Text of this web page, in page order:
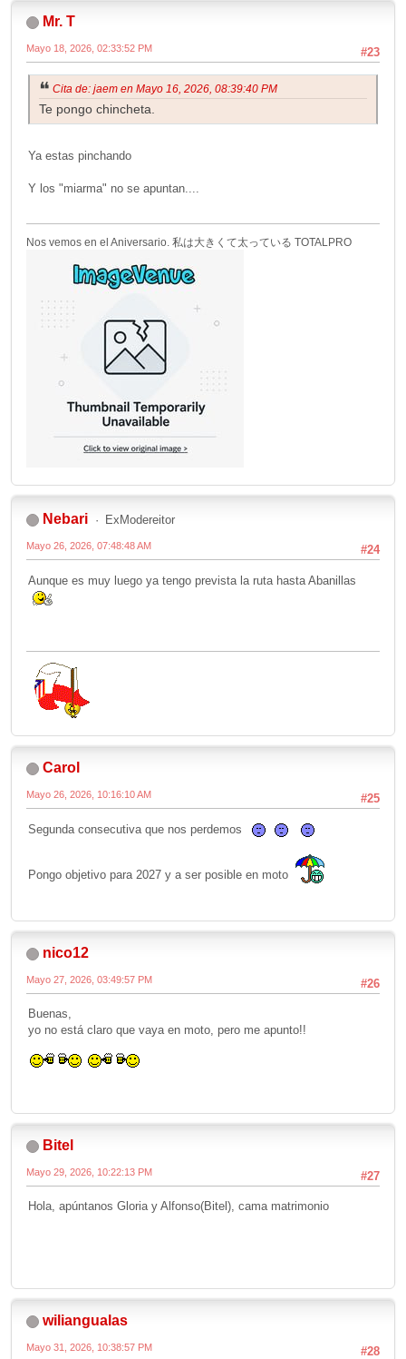
Mr. T
#23
Mayo 18, 2026, 02:33:52 PM
Cita de: jaem en Mayo 16, 2026, 08:39:40 PM
Te pongo chincheta.
Ya estas pinchando
Y los "miarma" no se apuntan....
Nos vemos en el Aniversario. 私は大きくて太っている TOTALPRO
Nebari ExModereitor
#24
Mayo 26, 2026, 07:48:48 AM
Aunque es muy luego ya tengo prevista la ruta hasta Abanillas
Carol
#25
Mayo 26, 2026, 10:16:10 AM
Segunda consecutiva que nos perdemos
Pongo objetivo para 2027 y a ser posible en moto
nico12
#26
Mayo 27, 2026, 03:49:57 PM
Buenas,
yo no está claro que vaya en moto, pero me apunto!!
Bitel
#27
Mayo 29, 2026, 10:22:13 PM
Hola, apúntanos Gloria y Alfonso(Bitel), cama matrimonio
wiliangualas
#28
Mayo 31, 2026, 10:38:57 PM